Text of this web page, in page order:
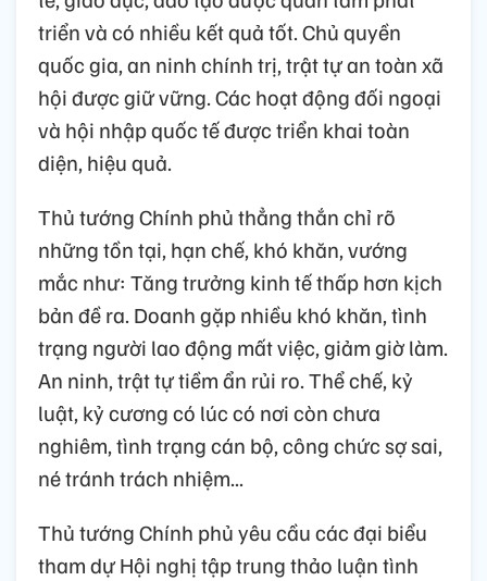
triển và có nhiều kết quả tốt. Chủ quyền
quốc gia, an ninh chính trị, trật tự an toàn xã
hội được giữ vững. Các hoạt động đối ngoại
và hội nhập quốc tế được triển khai toàn
diện, hiệu quả.
Thủ tướng Chính phủ thẳng thắn chỉ rõ
những tồn tại, hạn chế, khó khăn, vướng
mắc như: Tăng trưởng kinh tế thấp hơn kịch
bản đề ra. Doanh gặp nhiều khó khăn, tình
trạng người lao động mất việc, giảm giờ làm.
An ninh, trật tự tiềm ẩn rủi ro. Thể chế, kỷ
luật, kỷ cương có lúc có nơi còn chưa
nghiêm, tình trạng cán bộ, công chức sợ sai,
né tránh trách nhiệm...
Thủ tướng Chính phủ yêu cầu các đại biểu
tham dự Hội nghị tập trung thảo luận tình